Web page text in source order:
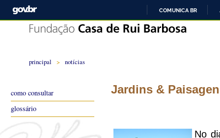
COMUNICA BR
principal > notícias
Jardins &
No
como consultar
glossário